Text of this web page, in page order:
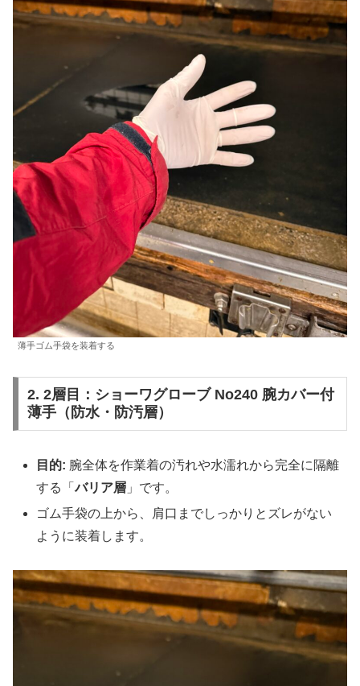
薄手ゴム手袋を装着する
2. 2層目：ショーワグローブ No240 腕カバー付
薄手（防水・防汚層）
目的: 腕全体を作業着の汚れや水濡れから完全に隔離
する「バリア層 」です。
ゴム手袋の上から、肩口までしっかりとズレがない
ように装着します。